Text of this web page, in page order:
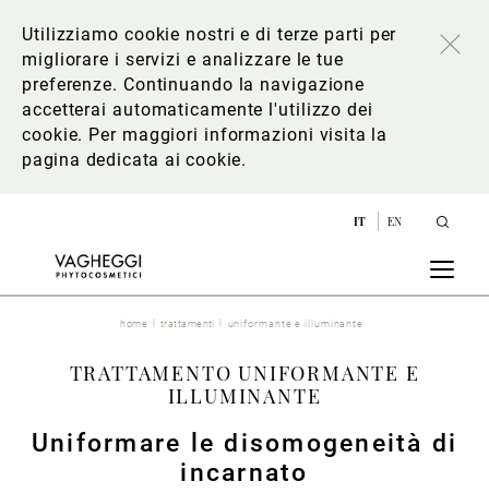
Utilizziamo cookie nostri e di terze parti per
migliorare i servizi e analizzare le tue
preferenze. Continuando la navigazione
accetterai automaticamente l'utilizzo dei
cookie. Per maggiori informazioni visita la
pagina dedicata ai cookie.
IT EN
home trattamenti uniformante e illuminante
TRATTAMENTO UNIFORMANTE E
ILLUMINANTE
Uniformare le disomogeneità di
incarnato